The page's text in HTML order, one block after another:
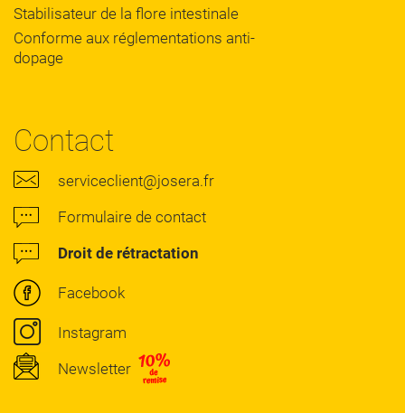
Stabilisateur de la flore intestinale
Conforme aux réglementations anti-
dopage
Contact
serviceclient@josera.fr
Formulaire de contact
Droit de rétractation
Facebook
Instagram
Newsletter